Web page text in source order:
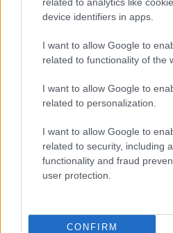
device identifiers in apps.
I want to allow Google to
related to functionality of the
I want to allow Google to
related to personalization.
I want to allow Google to
related to security, including
functionality and fraud
user protection.
CONFIRM
Átigazolások
Olaszország
(legutóbb Bishkek City) lett az
szövetségi edzője.
2026-08-08 14:54